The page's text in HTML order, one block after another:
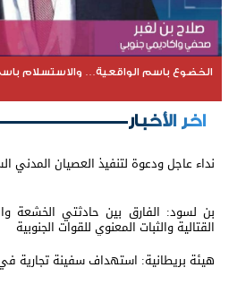
الخضوع باسم الواقعية… والاستسلام
اخر الأخبار
نداء عاجل ودعوة لتنفيذ العصيان
بن لسود: الفارق بين حادثتي الخشعة
القتالية والثبات المعنوي للقوات الجنوبية
هيئة بريطانية: استهداف سفينة تجارية